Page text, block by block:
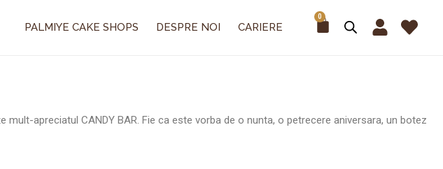
PALMIYE CAKE SHOPS DESPRE NOI CARIERE
0
Cart
apreciatul CANDY BAR. Fie ca este vorba de o nunta, o petrecere aniversara, un botez